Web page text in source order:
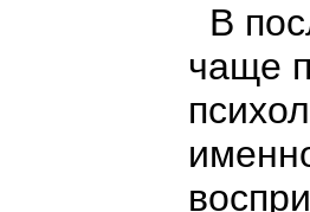
В
чаще